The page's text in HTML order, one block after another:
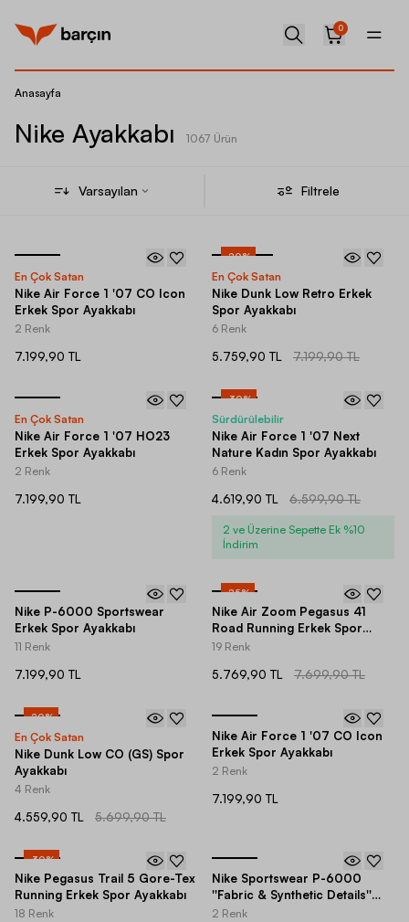
0
Anasayfa
Nike Ayakkabı 1067 Ürün
Varsayılan Filtrele
En Çok Satan
Nike Air Force 1 '07 CO Icon
Erkek Spor Ayakkabı
2 Renk
7.199,90 TL
-20%
En Çok Satan
Nike Dunk Low Retro Erkek
Spor Ayakkabı
6 Renk
5.759,90 TL 7.199,90 TL
En Çok Satan
Nike Air Force 1 '07 HO23
Erkek Spor Ayakkabı
2 Renk
7.199,90 TL
-30%
Sürdürülebilir
Nike Air Force 1 '07 Next
Nature Kadın Spor Ayakkabı
6 Renk
4.619,90 TL 6.599,90 TL
2 ve Üzerine Sepette Ek %10
İndirim
Nike P-6000 Sportswear
Erkek Spor Ayakkabı
11 Renk
7.199,90 TL
-25%
Nike Air Zoom Pegasus 41
Road Running Erkek Spor
Ayakkabı
19 Renk
5.769,90 TL 7.699,90 TL
-20%
En Çok Satan
Nike Dunk Low CO (GS) Spor
Ayakkabı
4 Renk
4.559,90 TL 5.699,90 TL
Nike Air Force 1 '07 CO Icon
Erkek Spor Ayakkabı
2 Renk
7.199,90 TL
-30%
Nike Pegasus Trail 5 Gore-Tex
Running Erkek Spor Ayakkabı
18 Renk
Nike Sportswear P-6000
''Fabric & Synthetic Details''
Spor Ayakkabı
2 Renk